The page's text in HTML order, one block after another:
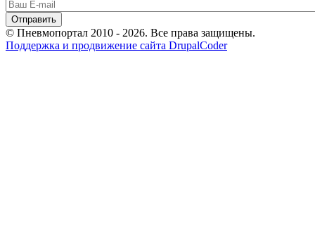
© Пневмопортал 2010 - 2026. Все права защищены.
Поддержка и продвижение сайта DrupalCoder